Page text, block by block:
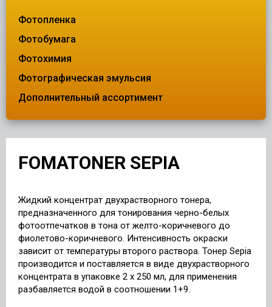
Фотопленка
Фотобумага
Фотохимия
Фотографическая эмульсия
Дополнительный ассортимент
FOMATONER SEPIA
Жидкий концентрат двухрастворного тонера,
предназначенного для тонирования черно-белых
фотоотпечатков в тона от желто-коричневого до
фиолетово-коричневого. Интенсивность окраски
зависит от температуры второго раствора. Тонер Sepia
производится и поставляется в виде двухрастворного
концентрата в упаковке 2 х 250 мл, для применения
разбавляется водой в соотношении 1+9.